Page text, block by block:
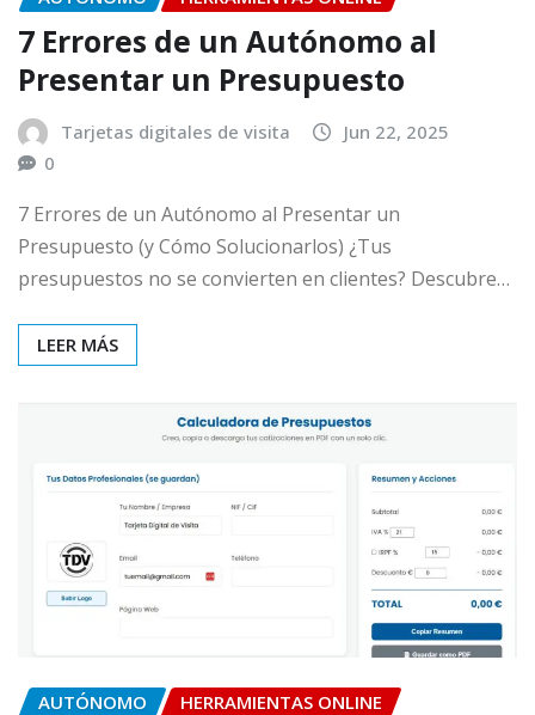
7 Errores de un Autónomo al
Presentar un Presupuesto
Tarjetas digitales de visita
Jun 22, 2025
0
7 Errores de un Autónomo al Presentar un
Presupuesto (y Cómo Solucionarlos) ¿Tus
presupuestos no se convierten en clientes? Descubre…
LEER MÁS
AUTÓNOMO HERRAMIENTAS ONLINE